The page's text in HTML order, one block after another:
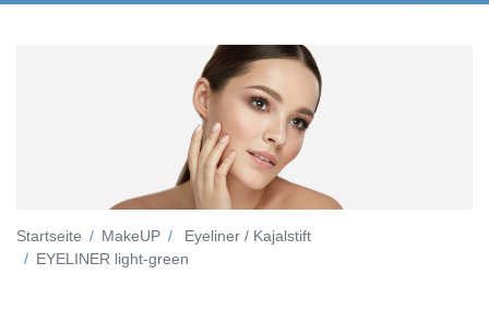
Startseite MakeUP
Eyeliner / Kajalstift
EYELINER light-green